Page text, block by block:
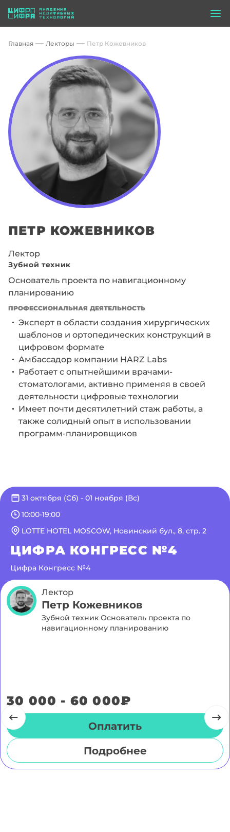
Главная Лекторы Петр Кожевников
ПЕТР КОЖЕВНИКОВ
Лектор
Зубной техник
Основатель проекта по навигационному
планированию
ПРОФЕССИОНАЛЬНАЯ ДЕЯТЕЛЬНОСТЬ
Эксперт в области создания хирургических
шаблонов и ортопедических конструкций в
цифровом формате
Амбассадор компании HARZ Labs
Работает с опытнейшими врачами-
стоматологами, активно применяя в своей
деятельности цифровые технологии
Имеет почти десятилетний стаж работы, а
также солидный опыт в использовании
программ-планировщиков
Цифра Конгресс №4
31 октября (Сб) - 01 ноября (Вс)
10:00-19:00
LOTTE HOTEL MOSCOW, Новинский бул., 8, стр. 2
ЦИФРА КОНГРЕСС №4
Лектор
Петр Кожевников
Зубной техник Основатель проекта по
навигационному планированию
30 000 - 60 000₽
Оплатить
Подробнее